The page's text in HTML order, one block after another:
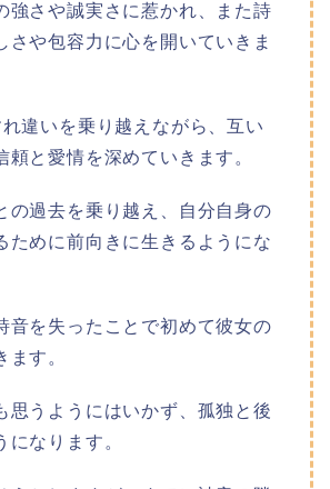
強さや誠実さに惹かれ、また詩
さや包容力に心を開いていきま
違いを乗り越えながら、互い
頼と愛情を深めていきます。
の過去を乗り越え、自分自身の
ために前向きに生きるようにな
音を失ったことで初めて彼女の
ます。
思うようにはいかず、孤独と後
になります。